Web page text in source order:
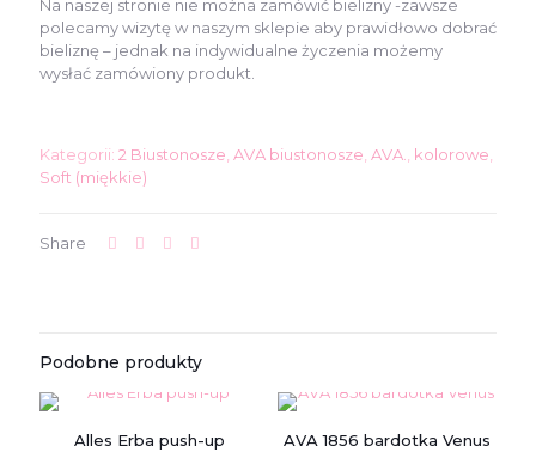
Na naszej stronie nie można zamówić bielizny -zawsze
polecamy wizytę w naszym sklepie aby prawidłowo dobrać
bieliznę – jednak na indywidualne życzenia możemy
wysłać zamówiony produkt.
Kategorii: 2 Biustonosze AVA biustonosze AVA. kolorowe
Soft (miękkie)
Share
Podobne produkty
Alles Erba push-up AVA 1856 bardotka Venus